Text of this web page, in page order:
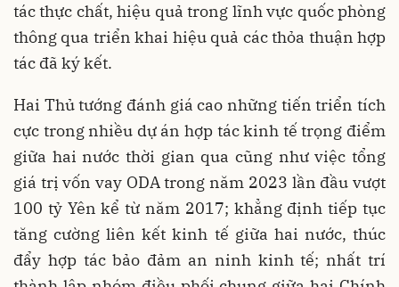
tác thực chất, hiệu quả trong lĩnh vực quốc phòng
thông qua triển khai hiệu quả các thỏa thuận hợp
tác đã ký kết.
Hai Thủ tướng đánh giá cao những tiến triển tích
cực trong nhiều dự án hợp tác kinh tế trọng điểm
giữa hai nước thời gian qua cũng như việc tổng
giá trị vốn vay ODA trong năm 2023 lần đầu vượt
100 tỷ Yên kể từ năm 2017; khẳng định tiếp tục
tăng cường liên kết kinh tế giữa hai nước, thúc
đẩy hợp tác bảo đảm an ninh kinh tế; nhất trí